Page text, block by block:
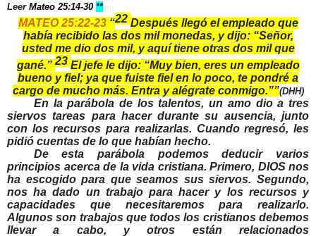
Leer Mateo 25:14-30 **
MATEO 25:22-23 “22 Después llegó el empleado que
había recibido las dos mil monedas, y dijo: “Señor,
usted me dio dos mil, y aquí tiene otras dos mil que
gané.” 23 El jefe le dijo: “Muy bien, eres un empleado
bueno y fiel; ya que fuiste fiel en lo poco, te pondré a
cargo de mucho más. Entra y alégrate conmigo.””(DHH)
En la parábola de los talentos, un amo dio a tres
siervos tareas para hacer durante su ausencia, junto
con los recursos para realizarlas. Cuando regresó, les
pidió cuentas de lo que habían hecho.
De esta parábola podemos deducir varios
principios acerca de la vida cristiana. Primero, DIOS nos
ha escogido para que seamos sus siervos. Segundo,
nos ha dado un trabajo para hacer y los recursos y
capacidades que necesitaremos para realizarlo.
Algunos son trabajos que todos los cristianos debemos
llevar a cabo, y otros están relacionados